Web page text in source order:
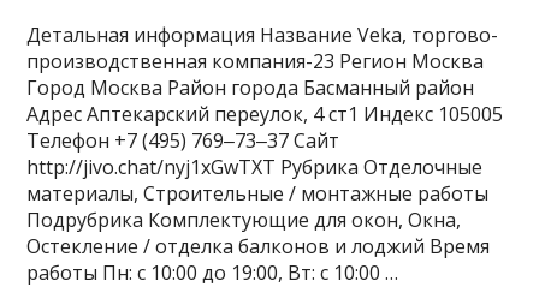
Детальная информация Название Veka, торгово-
производственная компания-23 Регион Москва
Город Москва Район города Басманный район
Адрес Аптекарский переулок, 4 ст1 Индекс 105005
Телефон +7 (495) 769‒73‒37 Сайт
http://jivo.chat/nyj1xGwTXT Рубрика Отделочные
материалы, Строительные / монтажные работы
Подрубрика Комплектующие для окон, Окна,
Остекление / отделка балконов и лоджий Время
работы Пн: с 10:00 до 19:00, Вт: с 10:00 …